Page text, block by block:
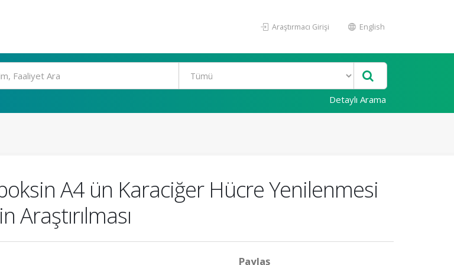
Araştırmacı Girişi English
Detaylı Arama
A4 ün Karaciğer Hücre Yenilenmesi
Paylaş